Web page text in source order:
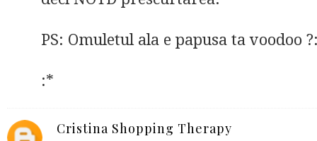
PS: Omuletul ala e papusa ta voodoo
:*
Cristina Shopping Therapy